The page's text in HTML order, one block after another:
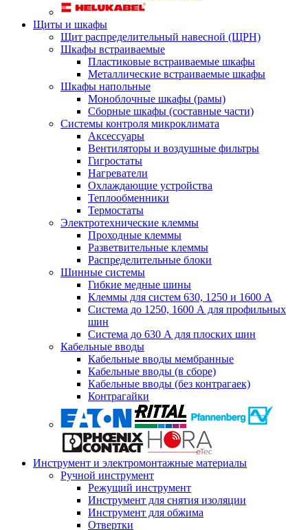
Щиты и шкафы
Щит распределительный навесной (ЩРН)
Шкафы встраиваемые
Пластиковые встраиваемые шкафы
Металлические встраиваемые шкафы
Шкафы напольные
Моноблочные шкафы (рамы)
Сборные шкафы (составные части)
Системы контроля микроклимата
Аксессуары
Вентиляторы и воздушные фильтры
Гигростаты
Нагреватели
Охлаждающие устройства
Теплообменники
Термостаты
Электротехнические клеммы
Проходные клеммы
Разветвительные клеммы
Распределительные блоки
Шинные системы
Гибкие медные шины
Клеммы для систем 630, 1250 и 1600 А
Система до 1250, 1600 А для профильных
шин
Система до 630 А для плоских шин
Кабельные вводы
Кабельные вводы мембранные
Кабельные вводы (в сборе)
Кабельные вводы (без контрагаек)
Контрагайки
Инструмент и электромонтажные материалы
Ручной инструмент
Режущий инструмент
Инструмент для снятия изоляции
Инструмент для обжима
Отвертки